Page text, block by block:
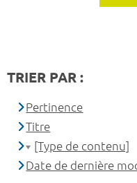
TRIER PAR :
Pertinence
Titre
[Type de contenu]
Date de dernière